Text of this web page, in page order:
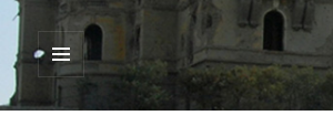
فهرست
ابزارک‌ها